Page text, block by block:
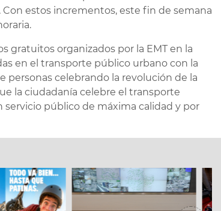
estos incrementos, este fin de semana
gratuitos organizados por la EMT en la
en el transporte público urbano con la
personas celebrando la revolución de la
la ciudadanía celebre el transporte
público de máxima calidad y por